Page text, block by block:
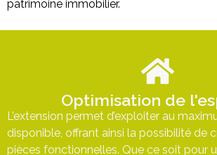
patrimoine immobilier.
Optimisation de
L’extension permet d’exploiter au
disponible, offrant ainsi la possibilité de
pièces fonctionnelles. Que ce soit pour